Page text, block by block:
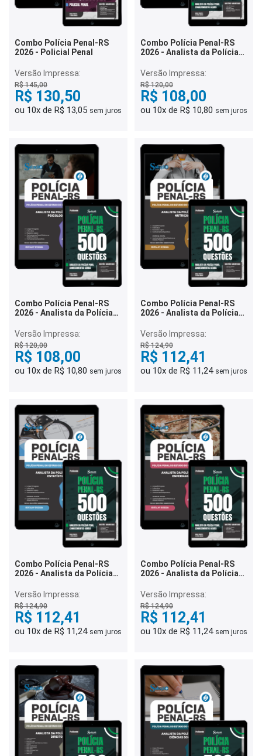
Combo Polícia Penal-RS
2026 - Policial Penal
Versão Impressa:
R$ 145,00
R$ 130,50
ou 10x de R$ 13,05 sem juros
Combo Polícia Penal-RS
2026 - Analista da Polícia
Versão Impressa:
R$ 120,00
R$ 108,00
ou 10x de R$ 10,80 sem juros
Combo Polícia Penal-RS
2026 - Analista da Polícia
Versão Impressa:
R$ 120,00
R$ 108,00
ou 10x de R$ 10,80 sem juros
Combo Polícia Penal-RS
2026 - Analista da Polícia
Versão Impressa:
R$ 124,90
R$ 112,41
ou 10x de R$ 11,24 sem juros
Combo Polícia Penal-RS
2026 - Analista da Polícia
Versão Impressa:
R$ 124,90
R$ 112,41
ou 10x de R$ 11,24 sem juros
Combo Polícia Penal-RS
2026 - Analista da Polícia
Versão Impressa:
R$ 124,90
R$ 112,41
ou 10x de R$ 11,24 sem juros